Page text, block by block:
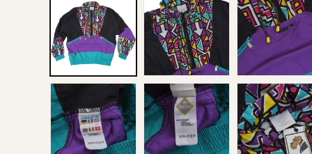
Modal
öffnen